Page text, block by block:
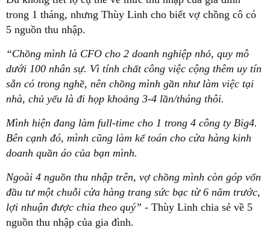
trong 1 tháng, nhưng Thùy Linh cho biết vợ chồng cô có
5 nguồn thu nhập.
“Chồng mình là CFO cho 2 doanh nghiệp nhỏ, quy mô
dưới 100 nhân sự. Vì tính chất công việc cộng thêm uy tín
sẵn có trong nghề, nên chồng mình gần như làm việc tại
nhà, chủ yếu là đi họp khoảng 3-4 lần/tháng thôi.
Mình hiện đang làm full-time cho 1 trong 4 công ty Big4.
Bên cạnh đó, mình cũng làm kế toán cho cửa hàng kinh
doanh quần áo của bạn mình.
Ngoài 4 nguồn thu nhập trên, vợ chồng mình còn góp vốn
đầu tư một chuỗi cửa hàng trang sức bạc từ 6 năm trước,
lợi nhuận được chia theo quý” - Thùy Linh chia sẻ về 5
nguồn thu nhập của gia đình.